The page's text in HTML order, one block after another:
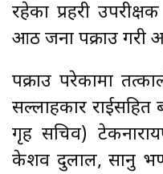
रहेका प्रहरी
आठ जना पक्राउ गरी
पक्राउ परेकामा
सल्लाहकार राईसहित
गृह सचिव)
केशव दुलाल, सानु